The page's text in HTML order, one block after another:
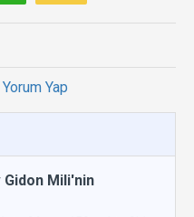
Yorum Yap
Mili'nin